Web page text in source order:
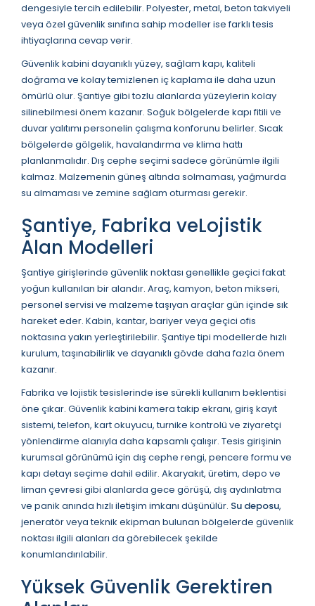
dengesiyle tercih edilebilir. Polyester, metal, beton takviyeli
veya özel güvenlik sınıfına sahip modeller ise farklı tesis
ihtiyaçlarına cevap verir.
Güvenlik kabini dayanıklı yüzey, sağlam kapı, kaliteli
doğrama ve kolay temizlenen iç kaplama ile daha uzun
ömürlü olur. Şantiye gibi tozlu alanlarda yüzeylerin kolay
silinebilmesi önem kazanır. Soğuk bölgelerde kapı fitili ve
duvar yalıtımı personelin çalışma konforunu belirler. Sıcak
bölgelerde gölgelik, havalandırma ve klima hattı
planlanmalıdır. Dış cephe seçimi sadece görünümle ilgili
kalmaz. Malzemenin güneş altında solmaması, yağmurda
su almaması ve zemine sağlam oturması gerekir.
Şantiye, Fabrika veLojistik
Alan Modelleri
Şantiye girişlerinde güvenlik noktası genellikle geçici fakat
yoğun kullanılan bir alandır. Araç, kamyon, beton mikseri,
personel servisi ve malzeme taşıyan araçlar gün içinde sık
hareket eder. Kabin, kantar, bariyer veya geçici ofis
noktasına yakın yerleştirilebilir. Şantiye tipi modellerde hızlı
kurulum, taşınabilirlik ve dayanıklı gövde daha fazla önem
kazanır.
Fabrika ve lojistik tesislerinde ise sürekli kullanım beklentisi
öne çıkar. Güvenlik kabini kamera takip ekranı, giriş kayıt
sistemi, telefon, kart okuyucu, turnike kontrolü ve ziyaretçi
yönlendirme alanıyla daha kapsamlı çalışır. Tesis girişinin
kurumsal görünümü için dış cephe rengi, pencere formu ve
kapı detayı seçime dahil edilir. Akaryakıt, üretim, depo ve
liman çevresi gibi alanlarda gece görüşü, dış aydınlatma
ve panik anında hızlı iletişim imkanı düşünülür. Su deposu,
jeneratör veya teknik ekipman bulunan bölgelerde güvenlik
noktası ilgili alanları da görebilecek şekilde
konumlandırılabilir.
Yüksek Güvenlik Gerektiren